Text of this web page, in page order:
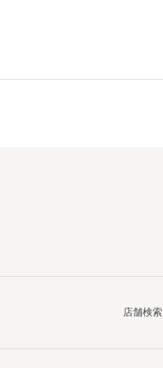
店舗検索